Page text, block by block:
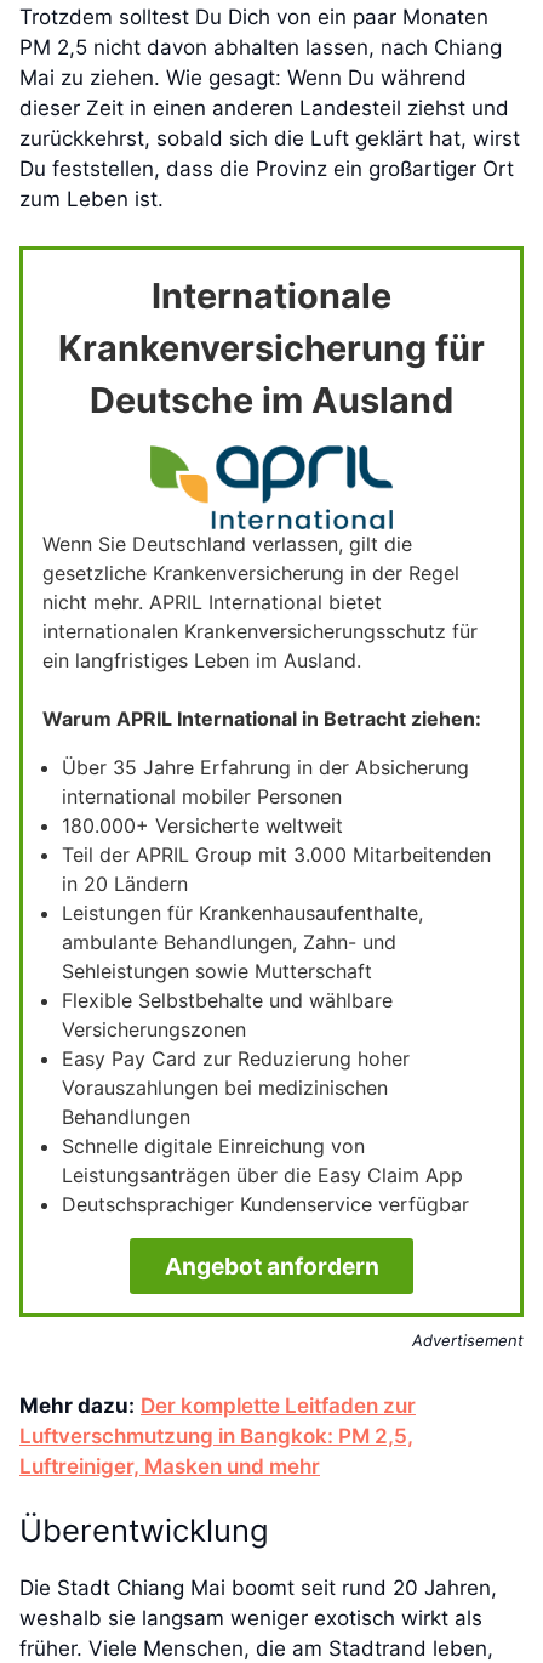
Trotzdem solltest Du Dich von ein paar Monaten
PM 2,5 nicht davon abhalten lassen, nach Chiang
Mai zu ziehen. Wie gesagt: Wenn Du während
dieser Zeit in einen anderen Landesteil ziehst und
zurückkehrst, sobald sich die Luft geklärt hat, wirst
Du feststellen, dass die Provinz ein großartiger Ort
zum Leben ist.
Internationale
Krankenversicherung für
Deutsche im Ausland
Wenn Sie Deutschland verlassen, gilt die
gesetzliche Krankenversicherung in der Regel
nicht mehr. APRIL International bietet
internationalen Krankenversicherungsschutz für
ein langfristiges Leben im Ausland.
Warum APRIL International in Betracht ziehen:
Über 35 Jahre Erfahrung in der Absicherung
international mobiler Personen
180.000+ Versicherte weltweit
Teil der APRIL Group mit 3.000 Mitarbeitenden
in 20 Ländern
Leistungen für Krankenhausaufenthalte,
ambulante Behandlungen, Zahn- und
Sehleistungen sowie Mutterschaft
Flexible Selbstbehalte und wählbare
Versicherungszonen
Easy Pay Card zur Reduzierung hoher
Vorauszahlungen bei medizinischen
Behandlungen
Schnelle digitale Einreichung von
Leistungsanträgen über die Easy Claim App
Deutschsprachiger Kundenservice verfügbar
Angebot anfordern
Advertisement
Mehr dazu: Der komplette Leitfaden zur
Luftverschmutzung in Bangkok: PM 2,5,
Luftreiniger, Masken und mehr
Überentwicklung
Die Stadt Chiang Mai boomt seit rund 20 Jahren,
weshalb sie langsam weniger exotisch wirkt als
früher. Viele Menschen, die am Stadtrand leben,